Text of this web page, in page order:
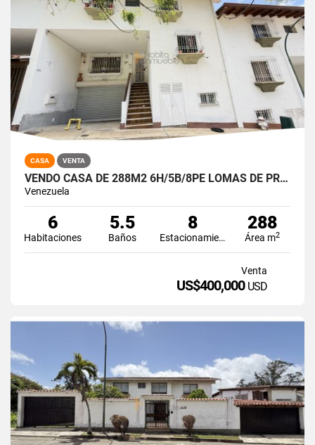
CASA VENTA
VENDO CASA DE 288M2 6H/5B/8PE LOMAS DE PRADOS DEL ESTE
Venezuela
6
Habitaciones
5.5
Baños
8
Estacionamiento
288
Área m2
Venta
US$400,000 USD